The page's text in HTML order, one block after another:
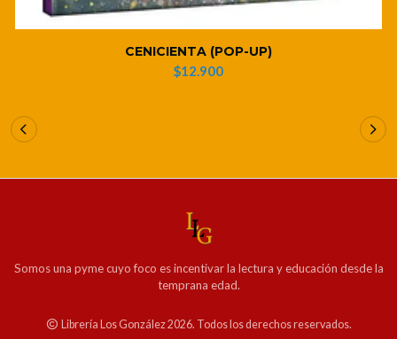
CENICIENTA (POP-UP)
$12.900
Somos una pyme cuyo foco es incentivar la lectura y educación desde la
temprana edad.
Librería Los González 2026. Todos los derechos reservados.